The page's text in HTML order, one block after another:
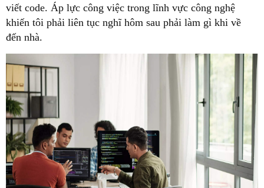
viết code. Áp lực công việc trong lĩnh vực công nghệ
khiến tôi phải liên tục nghĩ hôm sau phải làm gì khi về
đến nhà.